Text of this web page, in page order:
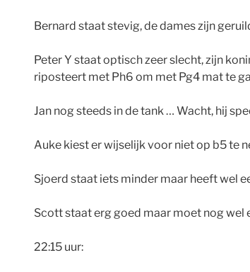
Bernard staat stevig, de dames zijn
Peter Y staat optisch zeer slecht, zijn
riposteert met Ph6 om met Pg4 mat te
Jan nog steeds in de tank … Wacht, hij
Auke kiest er wijselijk voor niet op b5 te
Sjoerd staat iets minder maar heeft wel
Scott staat erg goed maar moet nog wel
22:15 uur: